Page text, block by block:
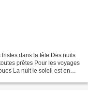
dans la tête Des nuits
prêtes Pour les voyages
La nuit le soleil est en